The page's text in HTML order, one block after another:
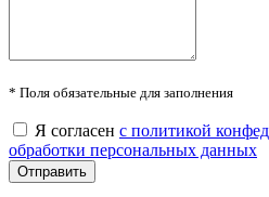
* Поля обязательные для заполнения
Я согласен с политикой
обработки персональных данных